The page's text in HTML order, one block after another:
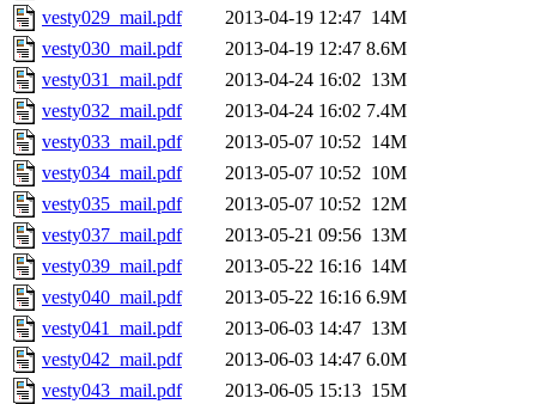
vesty029_mail.pdf
2013-04-19 12:47 14M
vesty030_mail.pdf
2013-04-19 12:47 8.6M
vesty031_mail.pdf
2013-04-24 16:02 13M
vesty032_mail.pdf
2013-04-24 16:02 7.4M
vesty033_mail.pdf
2013-05-07 10:52 14M
vesty034_mail.pdf
2013-05-07 10:52 10M
vesty035_mail.pdf
2013-05-07 10:52 12M
vesty037_mail.pdf
2013-05-21 09:56 13M
vesty039_mail.pdf
2013-05-22 16:16 14M
vesty040_mail.pdf
2013-05-22 16:16 6.9M
vesty041_mail.pdf
2013-06-03 14:47 13M
vesty042_mail.pdf
2013-06-03 14:47 6.0M
vesty043_mail.pdf
2013-06-05 15:13 15M